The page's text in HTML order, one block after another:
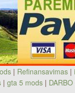
| Refinansavimas|
| gta 5 mods |